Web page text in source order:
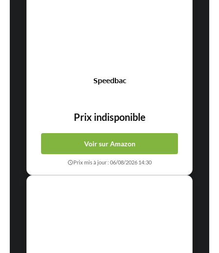
Speedbac
Prix indisponible
Voir sur Amazon
Prix mis à jour : 06/08/2026 14:30